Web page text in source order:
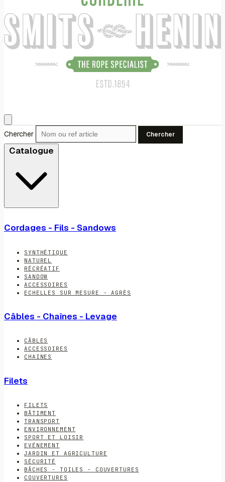
Chercher Chercher
Catalogue
Cordages - Fils - Sandows
SYNTHÉTIQUE
NATUREL
RÉCRÉATIF
SANDOW
ACCESSOIRES
ECHELLES SUR MESURE - AGRÈS
Câbles - Chaînes - Levage
CÂBLES
ACCESSOIRES
CHAINES
Filets
FILETS
BÂTIMENT
TRANSPORT
ENVIRONNEMENT
SPORT ET LOISIR
EVÉNEMENT
JARDIN ET AGRICULTURE
SÉCURITÉ
BÂCHES - TOILES - COUVERTURES
COUVERTURES